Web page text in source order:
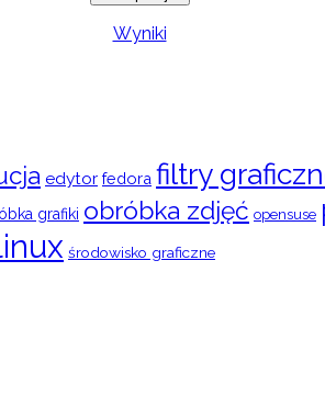
Wyniki
edytor fedora filtry
grafiki obróbka zdjęć opensuse
środowisko graficzne